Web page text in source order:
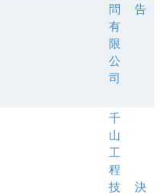
問
有
限
公
司
告
千
山
工
程
技
決